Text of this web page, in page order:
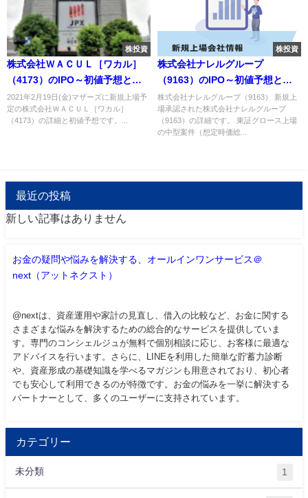
株投資
株式会社ＷＡＣＵＬ［ワカル］
（4173）のIPO～初値予想と新
規上場情報～
2021年2月19日(金)マザーズに新規上場予
定の株式会社ＷＡＣＵＬ［ワカル］
（4173）の詳細と初値予想です。...
株投資
株式会社ナレルグループ
（9163）のIPO～初値予想と新
規上場情報～
株式会社ナレルグループ（9163） 新規上
場承認された株式会社ナレルグループ
（9163）の詳細です。 東証グロース上場
の中型案件（想定時価総...
最近の投稿
新しい記事はありません
お金の疑問や悩みを解決する、オールインワンサービス＠
next（アットネクスト）
@nextは、資産運用や家計の見直し、借入の比較など、お金に関する
さまざまな悩みを解決するための総合的なサービスを提供していま
す。専門のコンシェルジュが無料で個別相談に応じ、お客様に最適な
アドバイスを行います。さらに、LINEを利用した簡単な貯蓄力診断
や、資産形成の基礎知識を学べるマガジンも用意されており、初心者
でも安心して利用できるのが特徴です。お金の悩みを一挙に解決する
パートナーとして、多くのユーザーに支持されています。
カテゴリー
未分類 1